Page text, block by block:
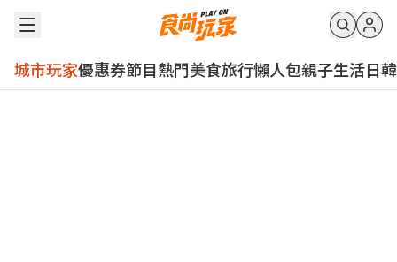
城市玩家優惠券節目熱門美食旅行懶人包親子生活日韓